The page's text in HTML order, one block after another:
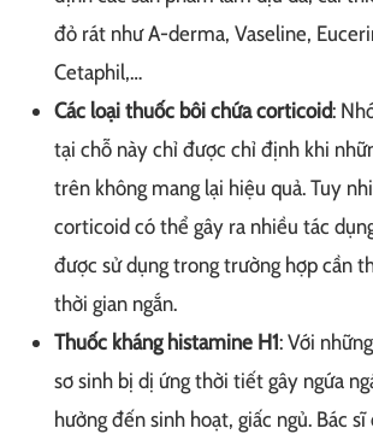
đỏ rát như A-derma, Vaseline,
Cetaphil,…
Các loại thuốc bôi chứa corticoid:
tại chỗ này chỉ được chỉ định khi
trên không mang lại hiệu quả. Tuy
corticoid có thể gây ra nhiều tác
được sử dụng trong trường hợp cần
thời gian ngắn.
Thuốc kháng histamine H1: Với
sơ sinh bị dị ứng thời tiết gây ngứa
hưởng đến sinh hoạt, giấc ngủ. Bác